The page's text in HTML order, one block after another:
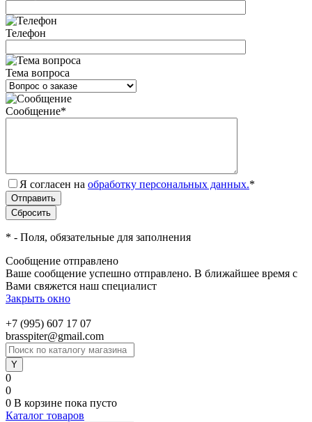
Телефон
Тема вопроса
Сообщение*
Я согласен на обработку персональных данных.*
* - Поля, обязательные для заполнения
Сообщение отправлено
Ваше сообщение успешно отправлено. В ближайшее время с
Вами свяжется наш специалист
Закрыть окно
+7 (995) 607 17 07
brasspiter@gmail.com
0
0
0 В корзине пока пусто
Каталог товаров